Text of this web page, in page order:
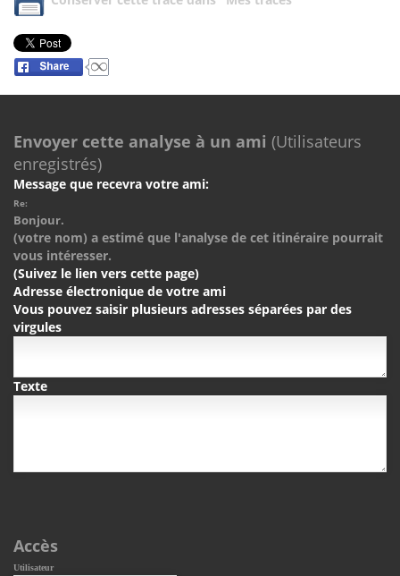
Envoyer cette analyse à un ami (Utilisateurs
enregistrés)
Message que recevra votre ami:
Re:
Bonjour.
(votre nom) a estimé que l'analyse de cet itinéraire pourrait
vous intéresser.
(Suivez le lien vers cette page)
Adresse électronique de votre ami
Vous pouvez saisir plusieurs adresses séparées par des
virgules
Texte
Accès
Utilisateur